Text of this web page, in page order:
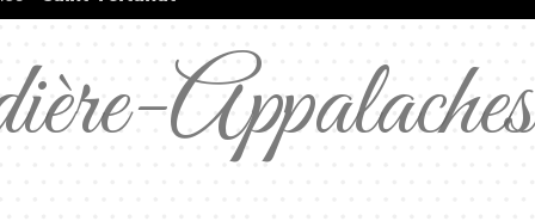
Appalaches